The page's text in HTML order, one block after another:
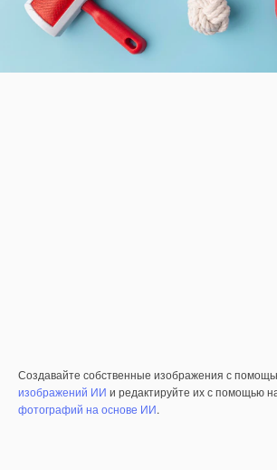
Создавайте собственные изображения с
изображений ИИ и редактируйте их с помощью
фотографий на основе ИИ.